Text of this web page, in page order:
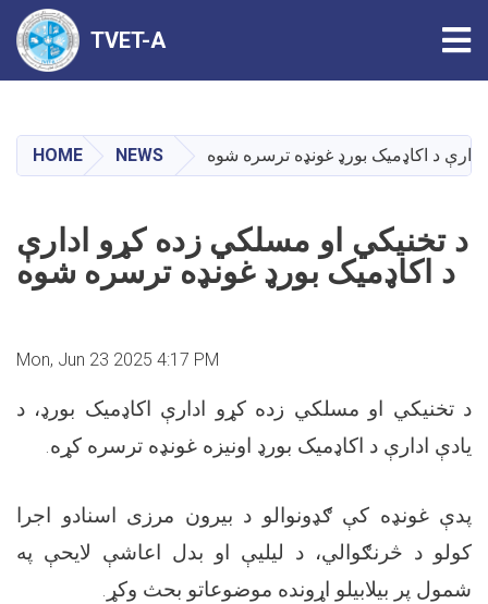
content
TVET-A
HOME NEWS د اکاډمیک بورډ غونډه ترسره شوه
د تخنیکي او مسلکي زده کړو ادارې
د اکاډمیک بورډ غونډه ترسره شوه
Mon, Jun 23 2025 4:17 PM
د تخنیکي او مسلکي زده کړو ادارې اکاډمیک بورډ، د
یادې ادارې د اکاډمیک بورډ اونیزه غونډه ترسره کړه.
پدې غونډه کې ګډونوالو د بیرون مرزی اسنادو اجرا
کولو د څرنګوالي، د لیلیې او بدل اعاشې لایحې په
شمول پر بیلابیلو اړونده موضوعاتو بحث وکړ.